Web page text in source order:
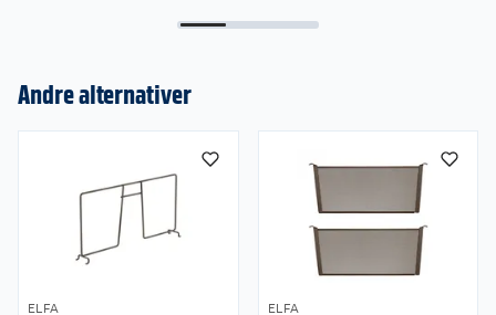
Andre alternativer
ELFA ELFA
Kundeservice
Butikker
Om oss
Nyheter
Våre merkevarer